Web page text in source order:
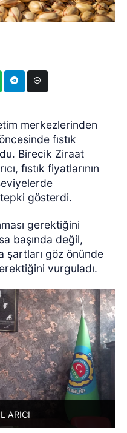
merkezlerinden
fıstık
Birecik Ziraat
fıstık fiyatlarının
tepki gösterdi.
gerektiğini
başında değil,
şartları göz önünde
vurguladı.
ARICI